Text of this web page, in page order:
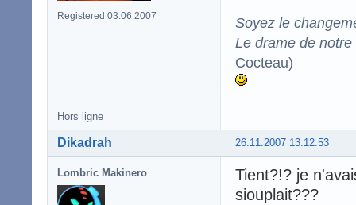
Registered 03.06.2007
Soyez le
Le drame de
Cocteau)
Hors ligne
26.11.2007 13:12:53
Dikadrah
Lombric Makinero
Tient?!? je
siouplait???